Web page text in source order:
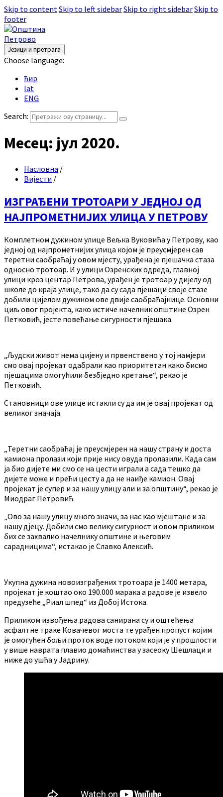
Skip to contentSkip to left sidebarSkip to right sidebarSkip to
footer
Језици и претрага
Choose language:
ћир
lat
ENG
Search:
Месец: јул 2020.
Насловна /
Вијести /
ИЗГРАЂЕНИ ТРОТОАРИ У ЈЕДНОЈ ОД
НАЈПРОМЕТНИЈИХ УЛИЦА У ПЕТРОВУ
Комплетном дужином улице Вељка Вуковића у Петрову, као
једној од најпрометнијих улица којом је преусмјерен сав
теретни саобраћај у овом мјесту, урађена је пјешачка стаза
односно тротоар. И у улици Озренских одреда, главној
улици кроз центар Петрова, урађен је тротоар у дијелу од
школе до краја улице, тако да су сада пјешаци своје стазе
добили цијелом дужином ове двије саобраћајнице. Основни
циљ овог пројекта, како истиче начелник општине Озрен
Петковић, јесте повећање сигурности пјешака.
„Људски живот нема цијену и првенствено у тој намјери
смо овај пројекат одабрали као приоритетан како бисмо
пјешацима омогућили безбједно кретање“, рекао је
Петковић.
Становници ове улице истакли су да им је овај пројекат од
великог значаја.
„Теретни саобраћај је преусмјерен на нашу страну и доста
камиона пролази који прије нису овуда пролазили. Када сам
ја био дијете ми смо се на цести играли а сада тешко да
дијете може и прећи цесту а да не наиђе камион. Овај
пројекат је супер и за нашу улицу али и за општину“, рекао је
Миодраг Петровић.
„Ово за нашу улицу много значи, за нас као мјештане и за
нашу дјецу. Добили смо велику сигурност и овом приликом
бих се захвалио начелнику општине и његовим
сарадницима“, истакао је Славко Алексић.
Укупна дужина новоизграђених тротоара је 1400 метара,
пројекат је коштао око 190.000 марака а радове је извело
предузеће „Риал шпед“ из Добој Истока.
Приликом извођења радова санирана су и оштећења
асфалтне траке Ковачевог моста те урађен пропуст којим
је омогућен бољи проток воде потоком који је у прошлости
у више наврата плавио домаћинства у засеоку Шешлаци и
ниже до ушћа у Јадрину.